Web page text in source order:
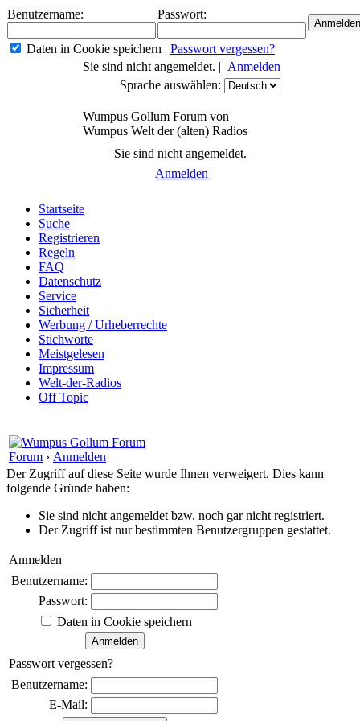
Benutzername: Passwort:
Daten in Cookie speichern | Passwort vergessen?
Sie sind nicht angemeldet. | Anmelden
Sprache auswählen:
Wumpus Gollum Forum von
Wumpus Welt der (alten) Radios
Sie sind nicht angemeldet.
Anmelden
Startseite
Suche
Registrieren
Regeln
FAQ
Datenschutz
Service
Sicherheit
Werbung / Urheberrechte
Stichworte
Meistgelesen
Impressum
Welt-der-Radios
Off Topic
Forum › Anmelden
Der Zugriff auf diese Seite wurde Ihnen verweigert. Dies kann
folgende Gründe haben:
Sie sind nicht angemeldet bzw. noch gar nicht registriert.
Der Zugriff ist nur bestimmten Benutzergruppen gestattet.
Anmelden
Benutzername:
Passwort:
Daten in Cookie speichern
Passwort vergessen?
Benutzername:
E-Mail: